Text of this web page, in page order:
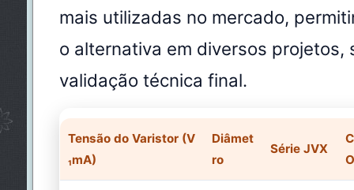
mais utilizadas no mercado,
o alternativa em diversos projetos,
validação técnica final.
Tensão do Varistor (V
₁mA)
Diâmet
ro
Série JVX